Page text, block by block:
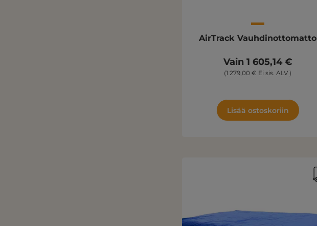
AirTrack Vauhdinottomatto
Vain 1 605,14 €
(1 279,00 € Ei sis. ALV )
Lisää ostoskoriin